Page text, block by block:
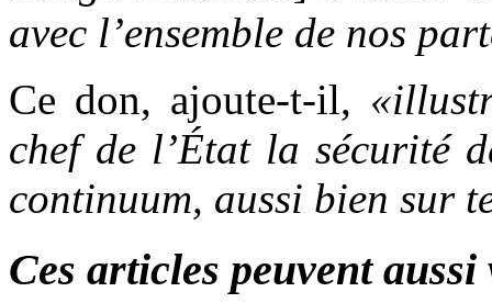
avec l’ensemble de nos
Ce don, ajoute-t-il,
chef de l’État la sécurité
continuum, aussi bien sur
Ces articles peuvent